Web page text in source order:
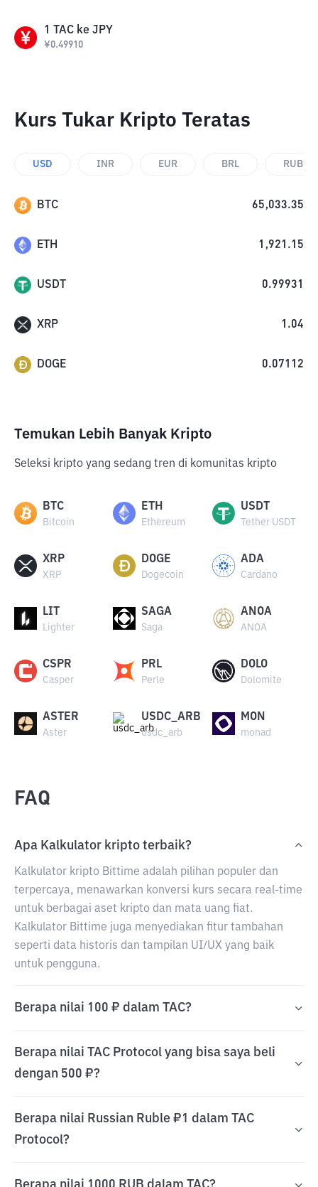
1 TAC ke JPY
¥0.49910
Kurs Tukar Kripto Teratas
USD INR EUR BRL RUB
BTC 65,033.35
ETH 1,921.15
USDT 0.99931
XRP 1.04
DOGE 0.07112
Temukan Lebih Banyak Kripto
Seleksi kripto yang sedang tren di komunitas kripto
BTC
Bitcoin
ETH
Ethereum
USDT
Tether USDT
XRP
XRP
DOGE
Dogecoin
ADA
Cardano
LIT
Lighter
SAGA
Saga
ANOA
ANOA
CSPR
Casper
PRL
Perle
DOLO
Dolomite
ASTER
Aster
USDC_ARB
usdc_arb
MON
monad
FAQ
Apa Kalkulator kripto terbaik?
Kalkulator kripto Bittime adalah pilihan populer dan
terpercaya, menawarkan konversi kurs secara real-time
untuk berbagai aset kripto dan mata uang fiat.
Kalkulator Bittime juga menyediakan fitur tambahan
seperti data historis dan tampilan UI/UX yang baik
untuk pengguna.
Berapa nilai 100 ₽ dalam TAC?
Berapa nilai TAC Protocol yang bisa saya beli
dengan 500 ₽?
Berapa nilai Russian Ruble ₽1 dalam TAC
Protocol?